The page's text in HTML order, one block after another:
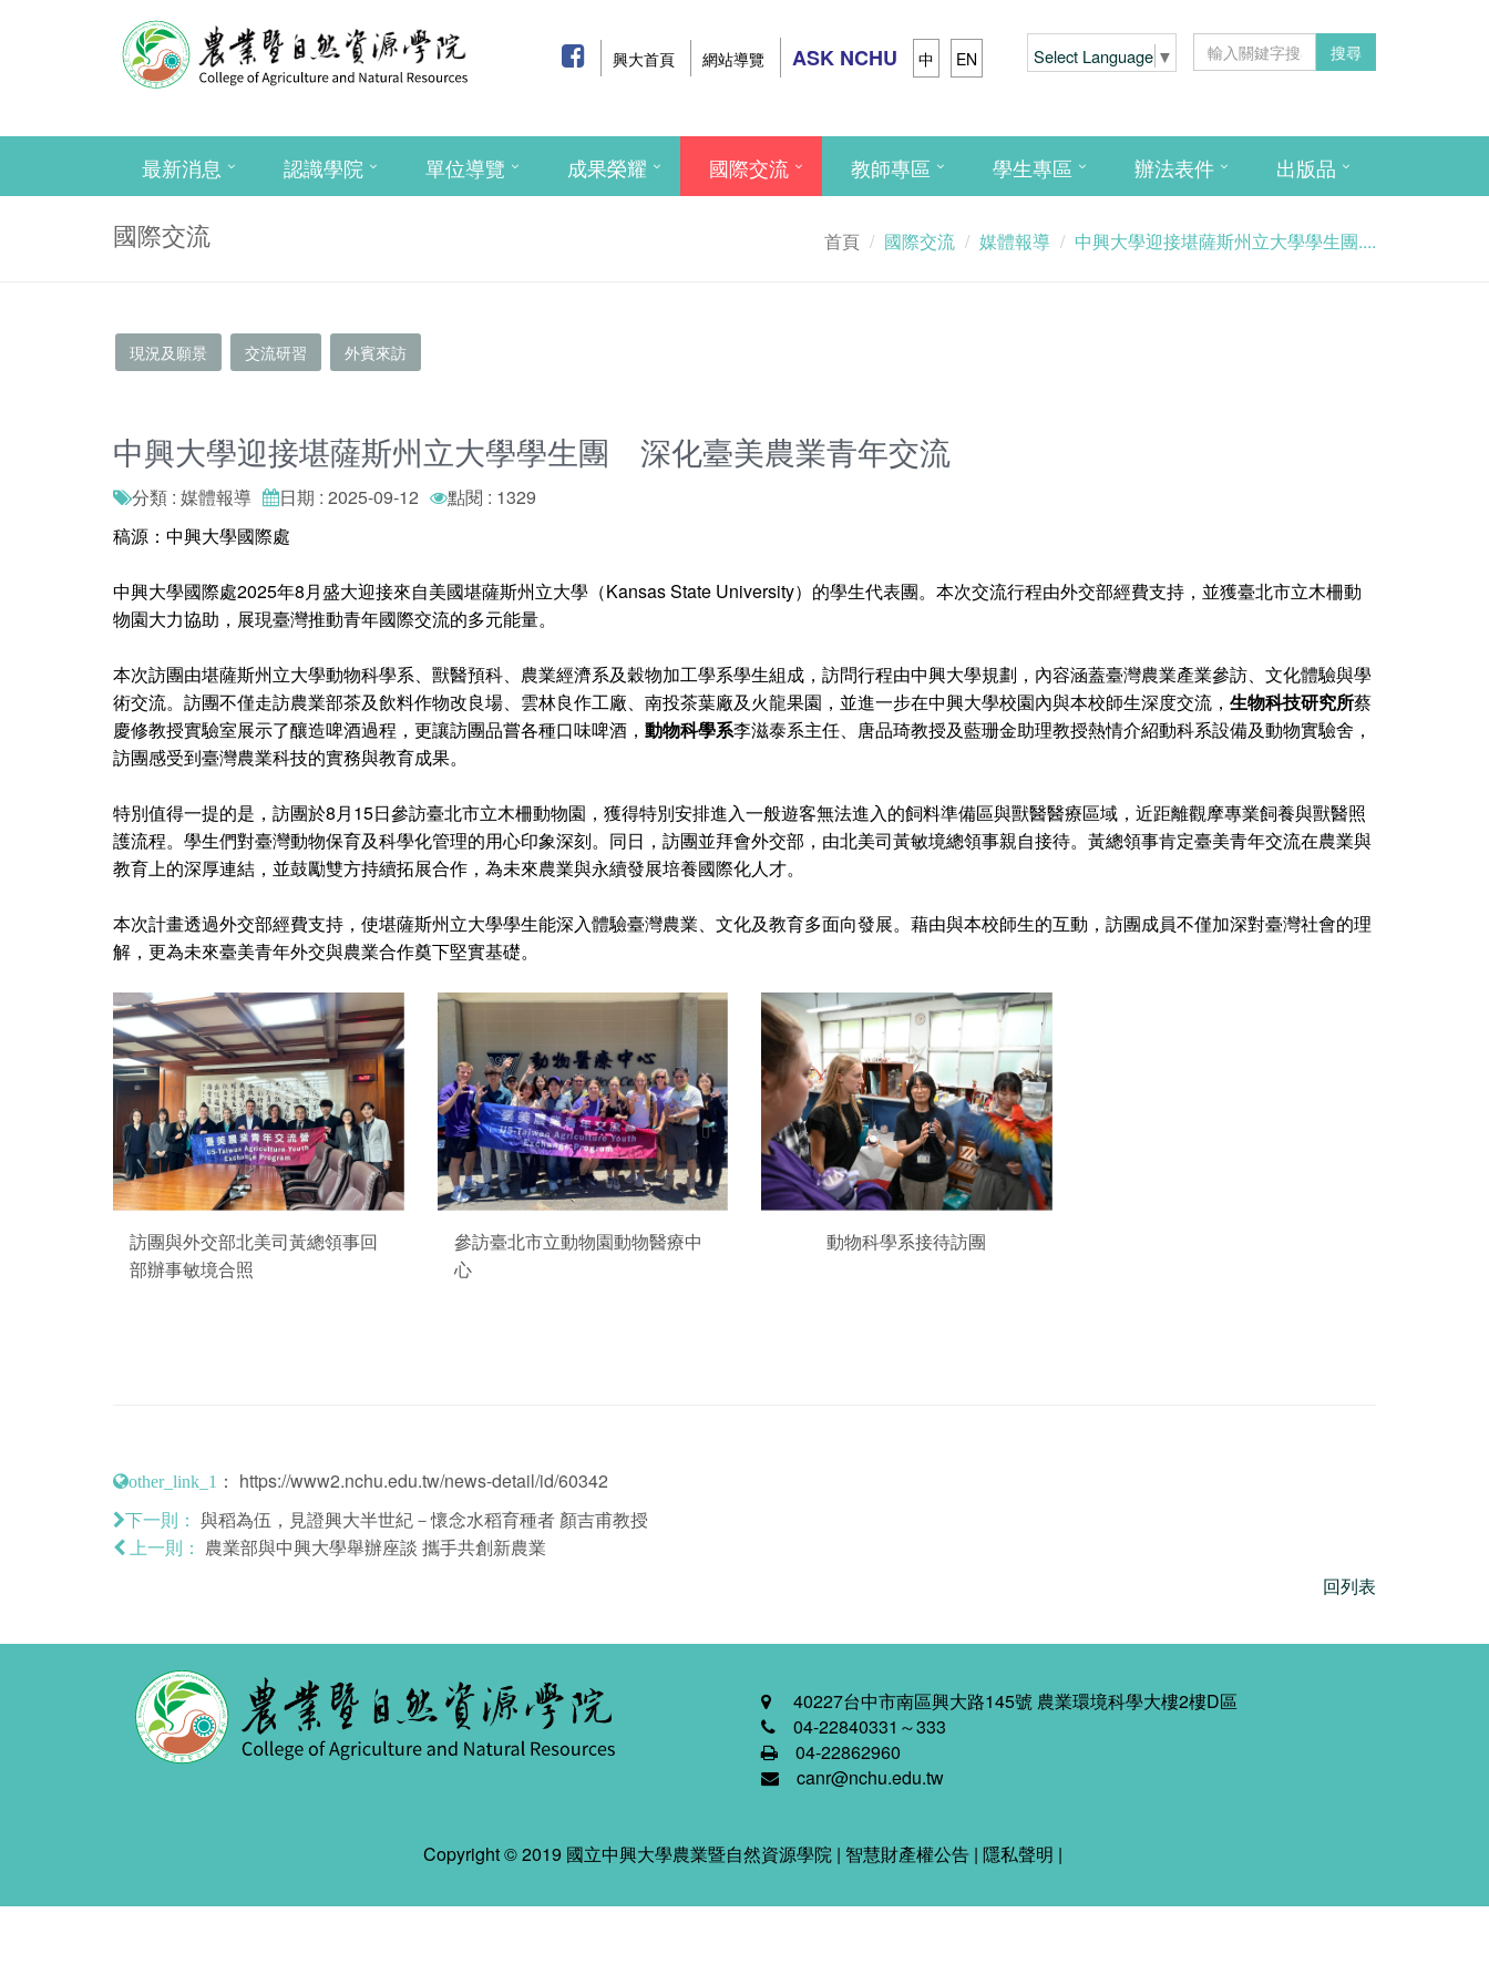
興大首頁 網站導覽 ASK NCHU 中 EN Select Language ▼ 搜尋
最新消息 認識學院 單位導覽 成果榮耀 國際交流 教師專區 學生專區 辦法表件 出版品
國際交流 首頁 國際交流 媒體報導 中興大學迎接堪薩斯州立大學學生團....
現況及願景 交流研習 外賓來訪
中興大學迎接堪薩斯州立大學學生團 深化臺美農業青年交流
分類 : 媒體報導 日期 : 2025-09-12
點閱 : 1329
稿源：中興大學國際處
中興大學國際處2025年8月盛大迎接來自美國堪薩斯州立大學（Kansas State University）的學生代表團。本次交流行程由外交部經費支持，並獲臺北市立木柵動
物園大力協助，展現臺灣推動青年國際交流的多元能量。
本次訪團由堪薩斯州立大學動物科學系、獸醫預科、農業經濟系及穀物加工學系學生組成，訪問行程由中興大學規劃，內容涵蓋臺灣農業產業參訪、文化體驗與學
術交流。訪團不僅走訪農業部茶及飲料作物改良場、雲林良作工廠、南投茶葉廠及火龍果園，並進一步在中興大學校園內與本校師生深度交流， 生物科技研究所蔡
慶修教授實驗室展示了釀造啤酒過程，更讓訪團品嘗各種口味啤酒， 動物科學系李滋泰系主任、唐品琦教授及藍珊金助理教授熱情介紹動科系設備及動物實驗舍，
訪團感受到臺灣農業科技的實務與教育成果。
特別值得一提的是，訪團於8月15日參訪臺北市立木柵動物園，獲得特別安排進入一般遊客無法進入的飼料準備區與獸醫醫療區域，近距離觀摩專業飼養與獸醫照
護流程。學生們對臺灣動物保育及科學化管理的用心印象深刻。同日，訪團並拜會外交部，由北美司黃敏境總領事親自接待。黃總領事肯定臺美青年交流在農業與
教育上的深厚連結，並鼓勵雙方持續拓展合作，為未來農業與永續發展培養國際化人才。
本次計畫透過外交部經費支持，使堪薩斯州立大學學生能深入體驗臺灣農業、文化及教育多面向發展。藉由與本校師生的互動，訪團成員不僅加深對臺灣社會的理
解，更為未來臺美青年外交與農業合作奠下堅實基礎。
訪團與外交部北美司黃總領事回
部辦事敏境合照
參訪臺北市立動物園動物醫療中
心
動物科學系接待訪團
other_link_1 ： https://www2.nchu.edu.tw/news-detail/id/60342
下一則： 與稻為伍，見證興大半世紀－懷念水稻育種者 顏吉甫教授
上一則：
農業部與中興大學舉辦座談 攜手共創新農業
回列表
40227台中市南區興大路145號 農業環境科學大樓2樓D區
04-22840331～333
04-22862960
canr@nchu.edu.tw
Copyright © 2019 國立中興大學農業暨自然資源學院 | 智慧財產權公告| 隱私聲明 |